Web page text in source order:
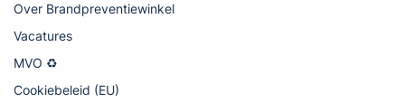
Over Brandpreventiewinkel
Vacatures
MVO ♻
Cookiebeleid (EU)